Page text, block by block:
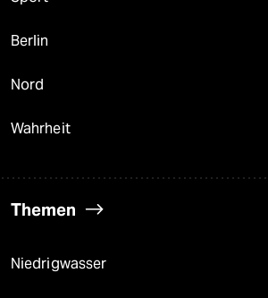
Berlin
Nord
Wahrheit
Themen
Niedrigwasser